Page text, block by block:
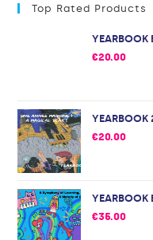
Top Rated Products
€20.00
€20.00
€35.00